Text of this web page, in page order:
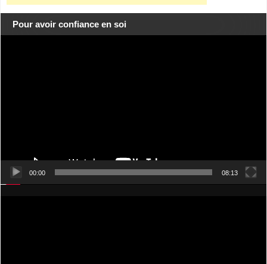
Pour avoir confiance en soi
00:00 08:13